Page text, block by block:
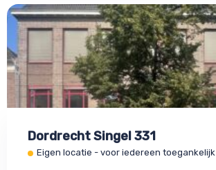
Dordrecht Singel 331
Eigen locatie - voor iedereen toegankelijk